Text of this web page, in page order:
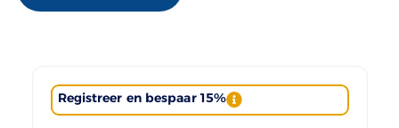
Registreer en bespaar 15%